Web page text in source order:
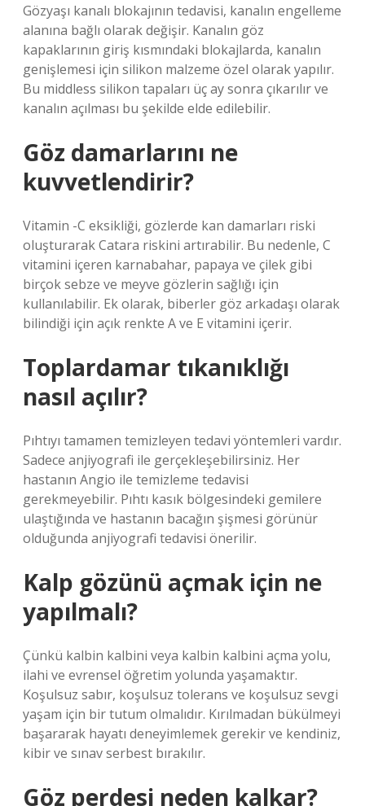
Gözyaşı kanalı blokajının tedavisi, kanalın engelleme
alanına bağlı olarak değişir. Kanalın göz
kapaklarının giriş kısmındaki blokajlarda, kanalın
genişlemesi için silikon malzeme özel olarak yapılır.
Bu middless silikon tapaları üç ay sonra çıkarılır ve
kanalın açılması bu şekilde elde edilebilir.
Göz damarlarını ne
kuvvetlendirir?
Vitamin -C eksikliği, gözlerde kan damarları riski
oluşturarak Catara riskini artırabilir. Bu nedenle, C
vitamini içeren karnabahar, papaya ve çilek gibi
birçok sebze ve meyve gözlerin sağlığı için
kullanılabilir. Ek olarak, biberler göz arkadaşı olarak
bilindiği için açık renkte A ve E vitamini içerir.
Toplardamar tıkanıklığı
nasıl açılır?
Pıhtıyı tamamen temizleyen tedavi yöntemleri vardır.
Sadece anjiyografi ile gerçekleşebilirsiniz. Her
hastanın Angio ile temizleme tedavisi
gerekmeyebilir. Pıhtı kasık bölgesindeki gemilere
ulaştığında ve hastanın bacağın şişmesi görünür
olduğunda anjiyografi tedavisi önerilir.
Kalp gözünü açmak için ne
yapılmalı?
Çünkü kalbin kalbini veya kalbin kalbini açma yolu,
ilahi ve evrensel öğretim yolunda yaşamaktır.
Koşulsuz sabır, koşulsuz tolerans ve koşulsuz sevgi
yaşam için bir tutum olmalıdır. Kırılmadan bükülmeyi
başararak hayatı deneyimlemek gerekir ve kendiniz,
kibir ve sınav serbest bırakılır.
Göz perdesi neden kalkar?